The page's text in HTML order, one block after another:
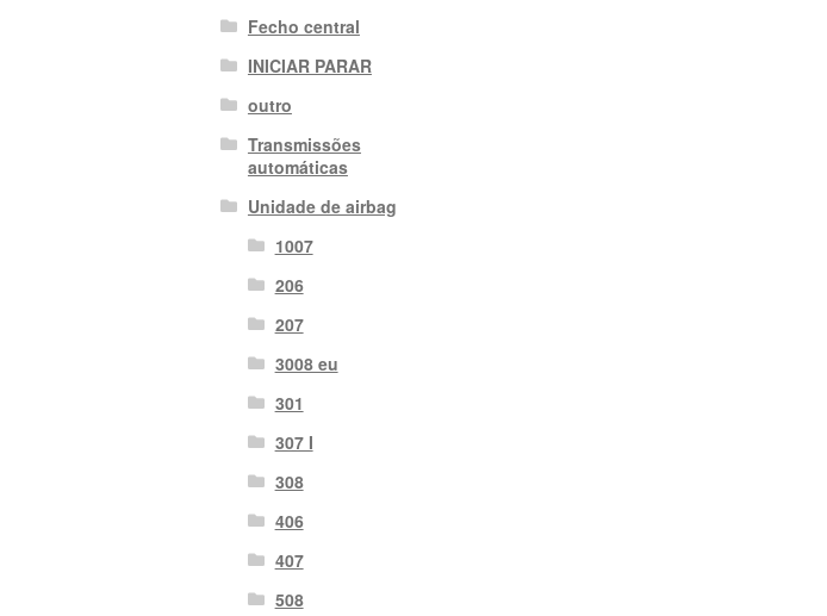
Fecho central
INICIAR PARAR
outro
Transmissões
automáticas
Unidade de airbag
1007
206
207
3008 eu
301
307 I
308
406
407
508